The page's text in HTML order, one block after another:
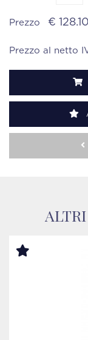
Prezzo € 128.10
Prezzo al netto